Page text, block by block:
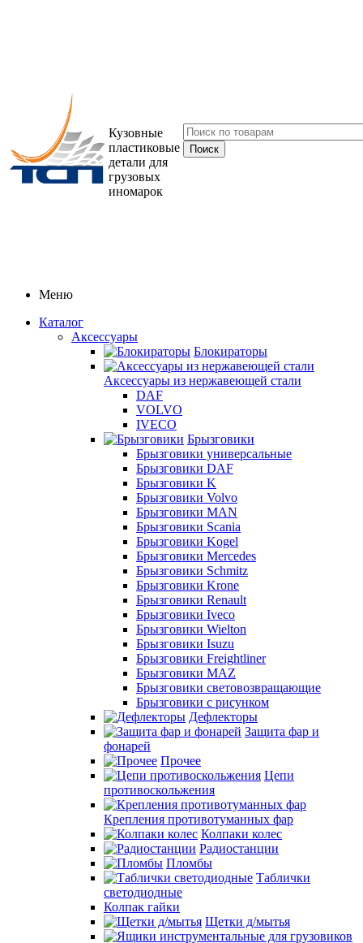
Кузовные
пластиковые
детали для
грузовых
иномарок
Меню
Каталог
Аксессуары
Блокираторы
Аксессуары из нержавеющей стали
DAF
VOLVO
IVECO
Брызговики
Брызговики универсальные
Брызговики DAF
Брызговики K
Брызговики Volvo
Брызговики MAN
Брызговики Scania
Брызговики Kogel
Брызговики Mercedes
Брызговики Schmitz
Брызговики Krone
Брызговики Renault
Брызговики Iveco
Брызговики Wielton
Брызговики Isuzu
Брызговики Freightliner
Брызговики MAZ
Брызговики световозвращающие
Брызговики с рисунком
Дефлекторы
Защита фар и
фонарей
Прочее
Цепи
противоскольжения
Крепления противотуманных фар
Колпаки колес
Радиостанции
Пломбы
Таблички
светодиодные
Колпак гайки
Щетки д/мытья